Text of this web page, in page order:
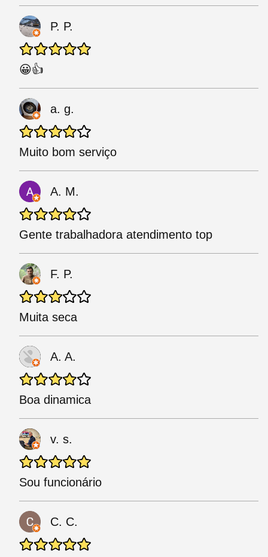
P. P.
😀👍
a. g.
Muito bom serviço
A. M.
Gente trabalhadora atendimento top
F. P.
Muita seca
A. A.
Boa dinamica
v. s.
Sou funcionário
C. C.